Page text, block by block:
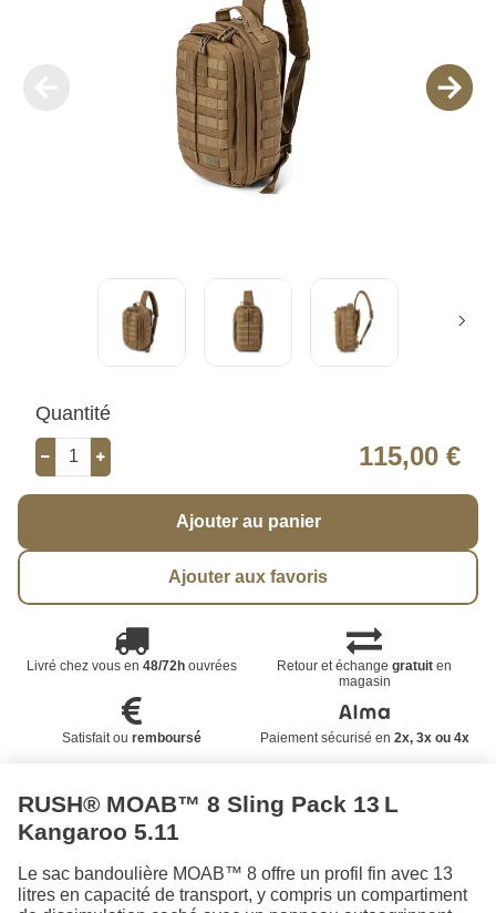
Quantité
115,00 €
Ajouter au panier
Ajouter aux favoris
Livré chez vous en 48/72houvrées Retour et échangegratuit en
magasin
Satisfait ou remboursé Paiement sécurisé en 2x, 3x ou 4x
RUSH® MOAB™ 8 Sling Pack 13 L
Kangaroo 5.11
Le sac bandoulière MOAB™ 8 offre un profil fin avec 13
litres en capacité de transport, y compris un compartiment